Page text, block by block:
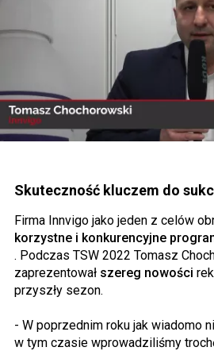
Skuteczność kluczem do
Firma Innvigo jako jeden z celów
korzystne i konkurencyjne
. Podczas TSW 2022 Tomasz
zaprezentował szereg nowości
przyszły sezon.
- W poprzednim roku jak wiadomo
w tym czasie wprowadziliśmy